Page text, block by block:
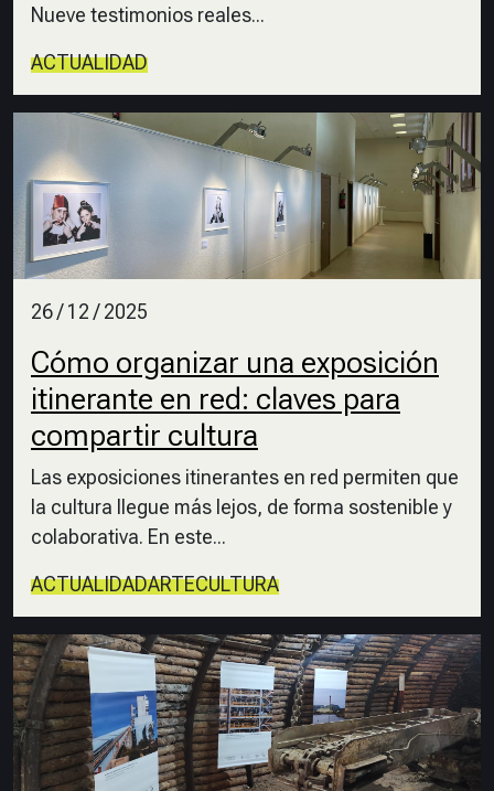
Nueve testimonios reales...
ACTUALIDAD
26 / 12 / 2025
Cómo organizar una exposición
itinerante en red: claves para
compartir cultura
Las exposiciones itinerantes en red permiten que
la cultura llegue más lejos, de forma sostenible y
colaborativa. En este...
ACTUALIDADARTECULTURA